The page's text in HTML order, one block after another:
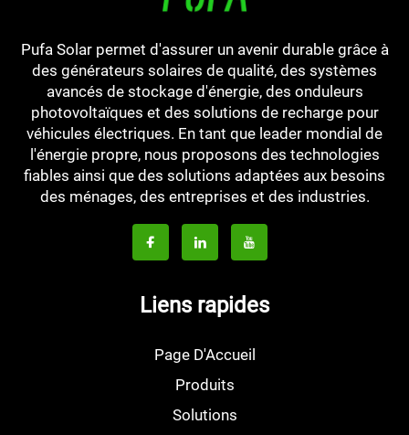
Pufa Solar permet d'assurer un avenir durable grâce à
des générateurs solaires de qualité, des systèmes
avancés de stockage d'énergie, des onduleurs
photovoltaïques et des solutions de recharge pour
véhicules électriques. En tant que leader mondial de
l'énergie propre, nous proposons des technologies
fiables ainsi que des solutions adaptées aux besoins
des ménages, des entreprises et des industries.
Liens rapides
Page D'Accueil
Produits
Solutions